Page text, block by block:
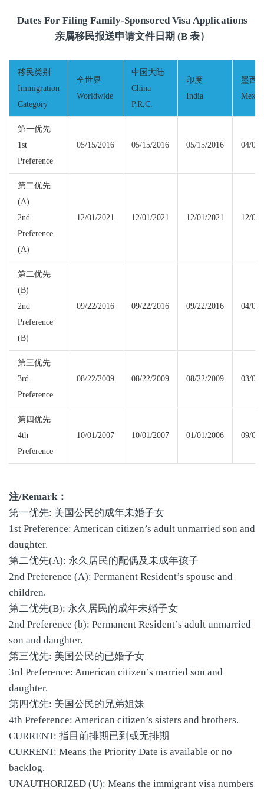
Dates For Filing Family-Sponsored Visa Applications
亲属移民报送申请文件日期 (B 表）
移民类别
Immigration
Category
全世界
Worldwide
中国大陆
China
P.R.C.
印度
India
墨西
第一优先
1st
Preference
05/15/2016 05/15/2016 05/15/2016 04/01/
第二优先
(A)
2nd
Preference
(A)
12/01/2021 12/01/2021 12/01/2021 12/01/
第二优先
(B)
2nd
Preference
(B)
09/22/2016 09/22/2016 09/22/2016 04/01/
第三优先
3rd
Preference
08/22/2009 08/22/2009 08/22/2009 03/01/
第四优先
4th
Preference
10/01/2007 10/01/2007 01/01/2006 09/01/
注/Remark：
第一优先: 美国公民的成年未婚子女
1st Preference: American citizen’s adult unmarried son and
daughter.
第二优先(A): 永久居民的配偶及未成年孩子
2nd Preference (A): Permanent Resident’s spouse and
children.
第二优先(B): 永久居民的成年未婚子女
2nd Preference (b): Permanent Resident’s adult unmarried
son and daughter.
第三优先: 美国公民的已婚子女
3rd Preference: American citizen’s married son and
daughter.
第四优先: 美国公民的兄弟姐妹
4th Preference: American citizen’s sisters and brothers.
CURRENT: 指目前排期已到或无排期
CURRENT: Means the Priority Date is available or no
backlog.
UNAUTHORIZED (U): Means the immigrant visa numbers